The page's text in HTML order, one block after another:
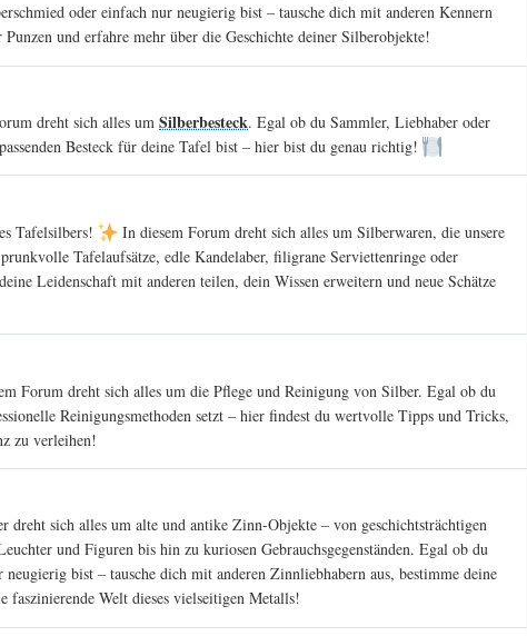
oder einfach nur neugierig bist – tausche dich mit anderen Kennern
Punzen und erfahre mehr über die Geschichte deiner Silberobjekte!
dreht sich alles umSilberbesteck. Egal ob du Sammler, Liebhaber oder
Besteck für deine Tafel bist – hier bist du genau richtig!
Tafelsilbers!
In diesem Forum dreht sich alles um Silberwaren, die unsere
Tafelaufsätze, edle Kandelaber, filigrane Serviettenringe oder
Leidenschaft mit anderen teilen, dein Wissen erweitern und neue Schätze
Forum dreht sich alles um die Pflege und Reinigung von Silber. Egal ob du
Reinigungsmethoden setzt – hier findest du wertvolle Tipps und Tricks,
zu verleihen!
dreht sich alles um alte und antike Zinn-Objekte – von geschichtsträchtigen
und Figuren bis hin zu kuriosen Gebrauchsgegenständen. Egal ob du
bist – tausche dich mit anderen Zinnliebhabern aus, bestimme deine
faszinierende Welt dieses vielseitigen Metalls!